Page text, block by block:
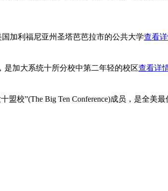
加利福尼亚州圣塔芭芭拉市的公共大学查看
是加大系统十所分校中第二年轻的校区查看详
盟校”(The Big Ten Conference)成员，是全美